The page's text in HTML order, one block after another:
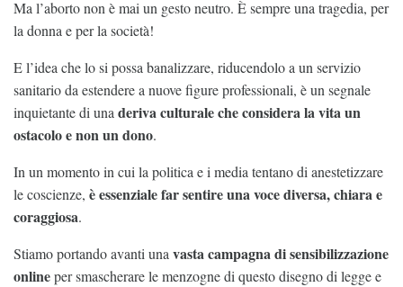
Ma l’aborto non è mai un gesto neutro. È sempre una tragedia, per
la donna e per la società!
E l’idea che lo si possa banalizzare, riducendolo a un servizio
sanitario da estendere a nuove figure professionali, è un segnale
inquietante di una deriva culturale che considera la vita un
ostacolo e non un dono.
In un momento in cui la politica e i media tentano di anestetizzare
le coscienze, è essenziale far sentire una voce diversa, chiara e
coraggiosa.
Stiamo portando avanti una vastacampagna di sensibilizzazione
onlineper smascherare le menzogne di questo disegno di legge e